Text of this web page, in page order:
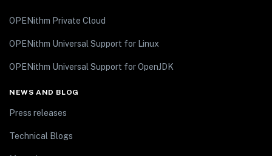
OPENithm Private Cloud
OPENithm Universal Support for Linux
OPENithm Universal Support for OpenJDK
NEWS AND BLOG
Press releases
Technical Blogs